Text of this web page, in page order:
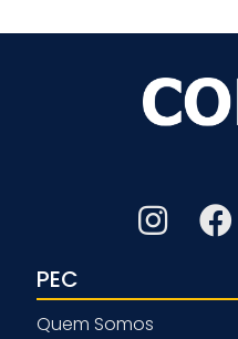
PEC
Quem Somos